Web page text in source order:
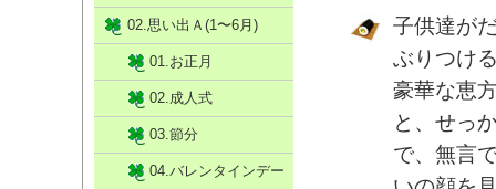
子供達が
ぶりつけ
豪華な恵
と、せっ
で、無言
02.思い出Ａ(1〜6月)
01.お正月
02.成人式
03.節分
04.バレンタインデー